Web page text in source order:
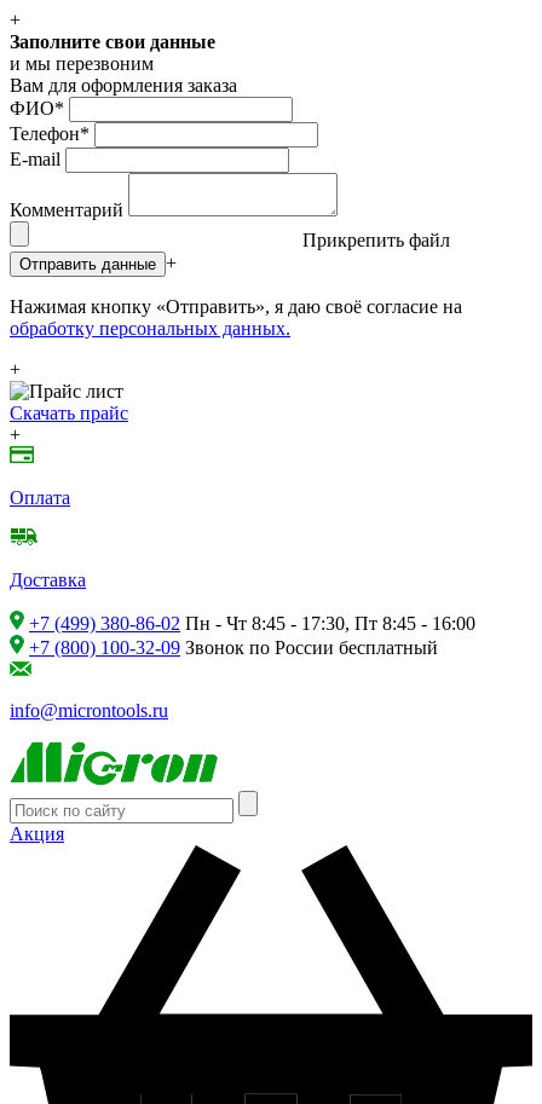
+
Заполните свои данные
и мы перезвоним
Вам для оформления заказа
ФИО*
Телефон*
E-mail
Комментарий
Прикрепить файл
Отправить данные +
Нажимая кнопку «Отправить», я даю своё согласие на
обработку персональных данных.
+
Скачать прайс
+
Оплата
Доставка
+7 (499) 380-86-02 Пн - Чт 8:45 - 17:30, Пт 8:45 - 16:00
+7 (800) 100-32-09 Звонок по России бесплатный
info@microntools.ru
Акция